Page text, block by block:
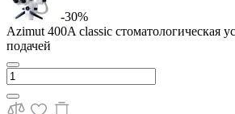
-30%
Azimut 400A classic стоматологическая
подачей